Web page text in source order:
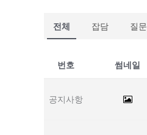
전체 잡담 질문
번호 썸네일
공지사항